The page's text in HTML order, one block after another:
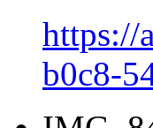
https://
b0c8-